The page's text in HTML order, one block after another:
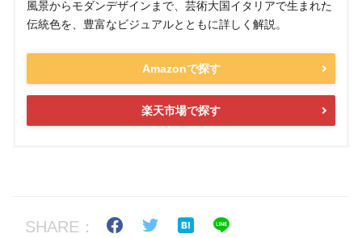
風景からモダンデザインまで、芸術大国イタリアで生まれた
伝統色を、豊富なビジュアルとともに詳しく解説。
Amazonで探す
楽天市場で探す
SHARE：